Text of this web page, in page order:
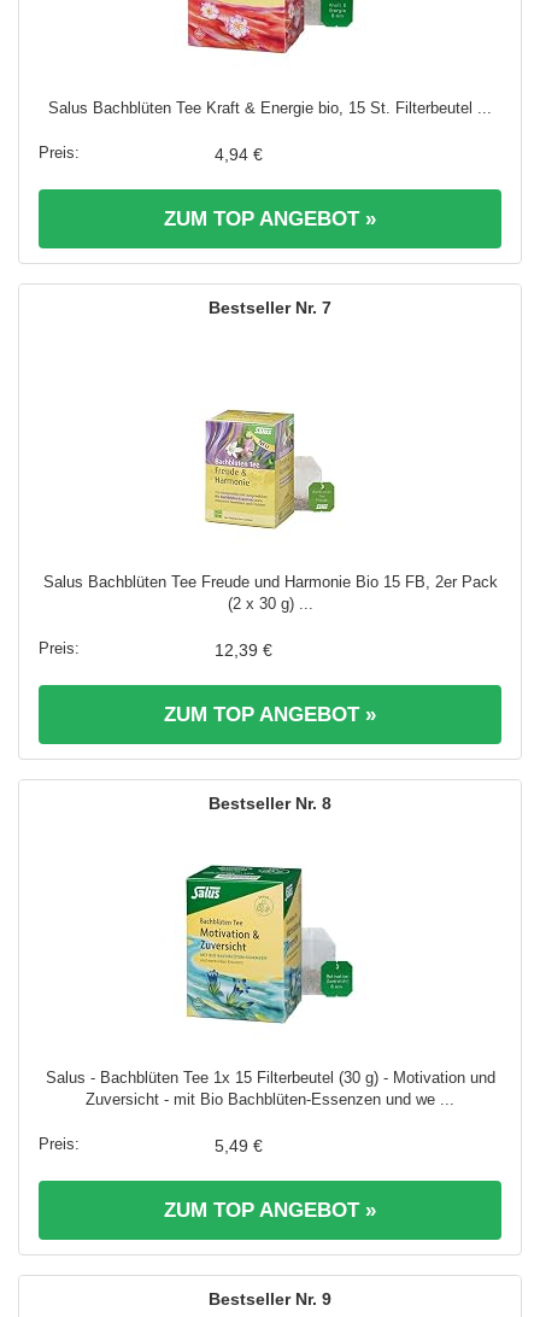
Salus Bachblüten Tee Kraft & Energie bio, 15 St. Filterbeutel ...
4,94 €
ZUM TOP ANGEBOT »
7
Salus Bachblüten Tee Freude und Harmonie Bio 15 FB, 2er Pack
(2 x 30 g) ...
12,39 €
ZUM TOP ANGEBOT »
8
Salus - Bachblüten Tee 1x 15 Filterbeutel (30 g) - Motivation und
Zuversicht - mit Bio Bachblüten-Essenzen und we ...
5,49 €
ZUM TOP ANGEBOT »
9